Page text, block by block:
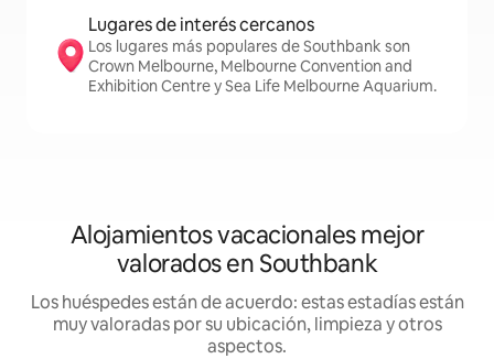
Lugares de interés cercanos
Los lugares más populares de Southbank son
Crown Melbourne, Melbourne Convention and
Exhibition Centre y Sea Life Melbourne Aquarium.
Alojamientos vacacionales mejor
valorados en Southbank
Los huéspedes están de acuerdo: estas estadías están
muy valoradas por su ubicación, limpieza y otros
aspectos.